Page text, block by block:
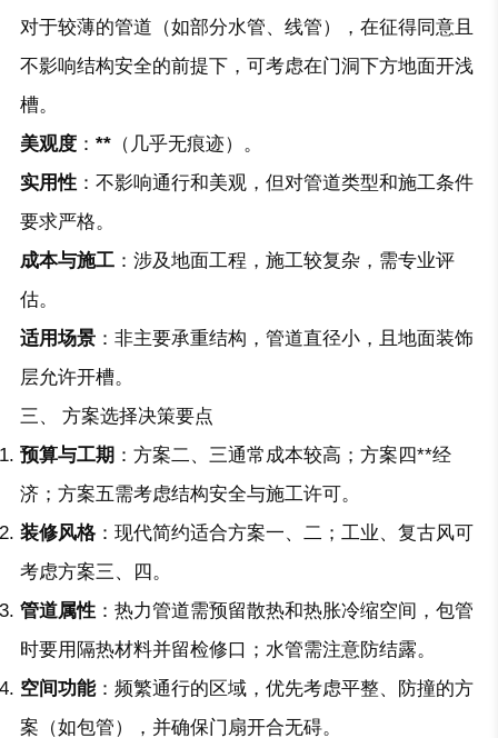
对于较薄的管道（如部分水管、线管），在征得同意且
不影响结构安全的前提下，可考虑在门洞下方地面开浅
槽。
美观度： **（几乎无痕迹）。
实用性：不影响通行和美观，但对管道类型和施工条件
要求严格。
成本与施工：涉及地面工程，施工较复杂，需专业评
估。
适用场景：非主要承重结构，管道直径小，且地面装饰
层允许开槽。
三、 方案选择决策要点
预算与工期 ：方案二、三通常成本较高；方案四**经
济；方案五需考虑结构安全与施工许可。
装修风格：现代简约适合方案一、二；工业、复古风可
考虑方案三、四。
管道属性：热力管道需预留散热和热胀冷缩空间，包管
时要用隔热材料并留检修口；水管需注意防结露。
空间功能：频繁通行的区域，优先考虑平整、防撞的方
案（如包管），并确保门扇开合无碍。